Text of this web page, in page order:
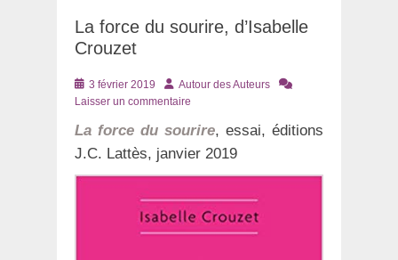
La force du sourire, d’Isabelle
Crouzet
Posté
le
3 février 2019 AuteurAutour des Auteurs
Laisser un commentaire
La force du sourire, essai, éditions
J.C. Lattès, janvier 2019